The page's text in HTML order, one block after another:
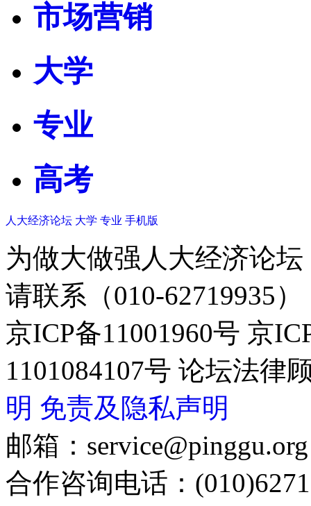
市场营销
大学
专业
高考
人大经济论坛 大学 专业 手机版
为做大做强人大经济论
请联系（010-62719935）
京ICP备11001960号 京
1101084107号 论坛法律
明 免责及隐私声明
邮箱：service@pinggu.org
合作咨询电话：